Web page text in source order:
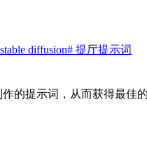
diffusion# 提厅提示词
的提示词，从而获得最佳